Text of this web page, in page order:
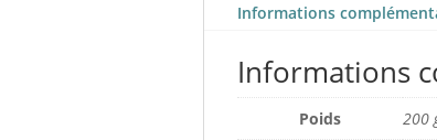
Informations
Informations
Poids 200